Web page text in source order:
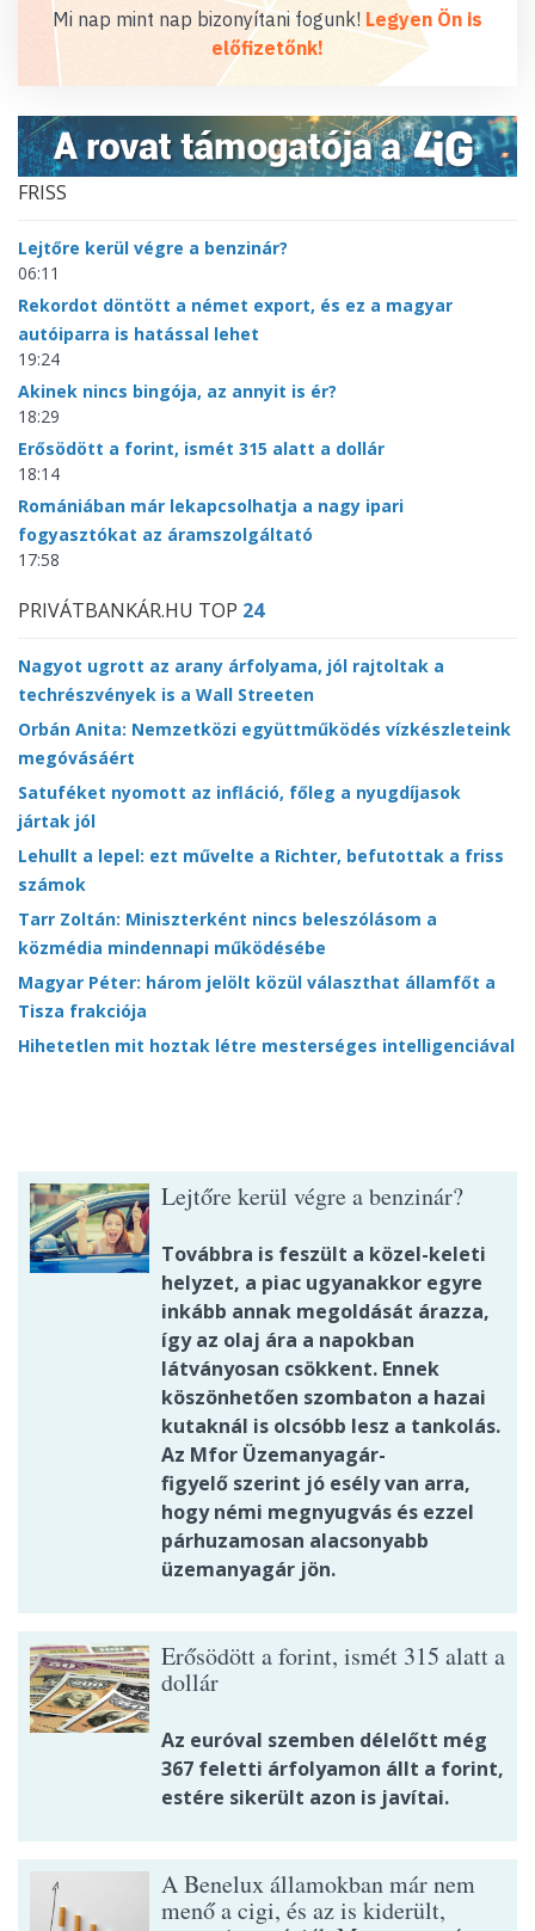
Mi nap mint nap bizonyítani fogunk! Legyen Ön is
előfizetőnk!
FRISS
Lejtőre kerül végre a benzinár?
06:11
Rekordot döntött a német export, és ez a magyar
autóiparra is hatással lehet
19:24
Akinek nincs bingója, az annyit is ér?
18:29
Erősödött a forint, ismét 315 alatt a dollár
18:14
Romániában már lekapcsolhatja a nagy ipari
fogyasztókat az áramszolgáltató
17:58
PRIVÁTBANKÁR.HU TOP 24
Nagyot ugrott az arany árfolyama, jól rajtoltak a
techrészvények is a Wall Streeten
Orbán Anita: Nemzetközi együttműködés vízkészleteink
megóvásáért
Satuféket nyomott az infláció, főleg a nyugdíjasok
jártak jól
Lehullt a lepel: ezt művelte a Richter, befutottak a friss
számok
Tarr Zoltán: Miniszterként nincs beleszólásom a
közmédia mindennapi működésébe
Magyar Péter: három jelölt közül választhat államfőt a
Tisza frakciója
Hihetetlen mit hoztak létre mesterséges intelligenciával
Lejtőre kerül végre a benzinár?
Továbbra is feszült a közel-keleti
helyzet, a piac ugyanakkor egyre
inkább annak megoldását árazza,
így az olaj ára a napokban
látványosan csökkent. Ennek
köszönhetően szombaton a hazai
kutaknál is olcsóbb lesz a tankolás.
Az Mfor Üzemanyagár-
figyelő szerint jó esély van arra,
hogy némi megnyugvás és ezzel
párhuzamosan alacsonyabb
üzemanyagár jön.
Erősödött a forint, ismét 315 alatt a
dollár
Az euróval szemben délelőtt még
367 feletti árfolyamon állt a forint,
estére sikerült azon is javítai.
A Benelux államokban már nem
menő a cigi, és az is kiderült,